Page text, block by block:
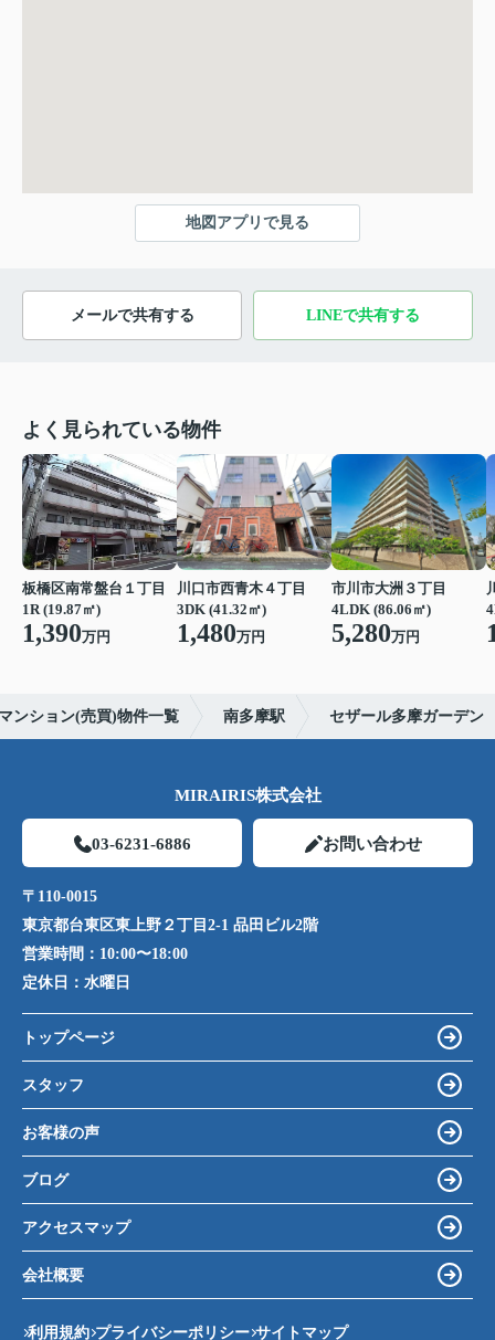
地図アプリで見る
メールで共有する LINEで共有する
よく見られている物件
板橋区南常盤台１丁目
1R (19.87㎡)
1,390万円
川口市西青木４丁目
3DK (41.32㎡)
1,480万円
市川市大洲３丁目
4LDK (86.06㎡)
5,280万円
ンション(売買)物件一覧 南多摩駅 セザール多摩ガーデン
MIRAIRIS株式会社
03-6231-6886 お問い合わせ
〒110-0015
東京都台東区東上野２丁目2-1 品田ビル2階
営業時間： 10:00〜18:00
定休日： 水曜日
トップページ
スタッフ
お客様の声
ブログ
アクセスマップ
会社概要
利用規約 プライバシーポリシー サイトマップ